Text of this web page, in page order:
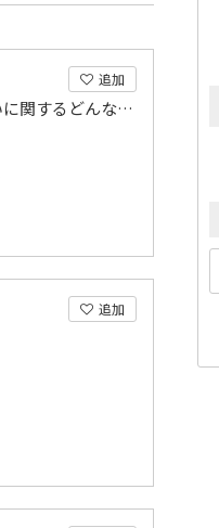
追加
注文住宅・リフォーム・不動産・賃貸。 お住まいに関するどんな疑問もお任せ下さい
追加